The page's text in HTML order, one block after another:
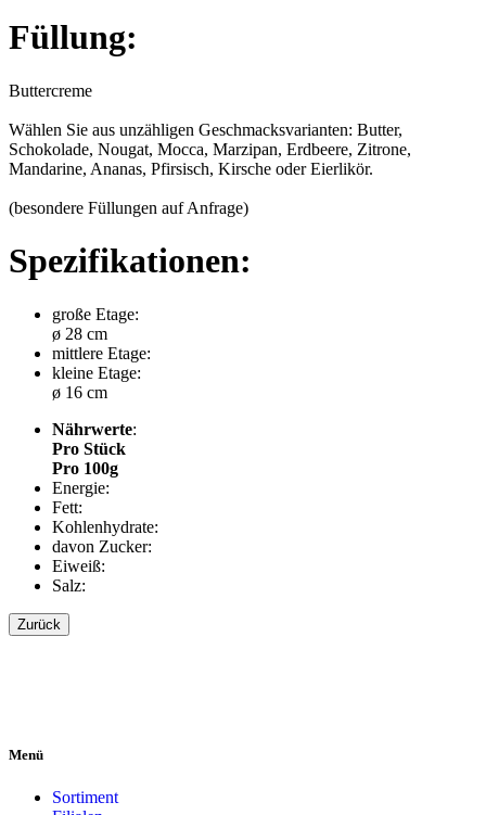
Füllung:
Buttercreme
Wählen Sie aus unzähligen Geschmacksvarianten: Butter,
Schokolade, Nougat, Mocca, Marzipan, Erdbeere, Zitrone,
Mandarine, Ananas, Pfirsisch, Kirsche oder Eierlikör.
(besondere Füllungen auf Anfrage)
Spezifikationen:
große Etage:
ø 28 cm
mittlere Etage:
kleine Etage:
ø 16 cm
Nährwerte:
Pro Stück
Pro 100g
Energie:
Fett:
Kohlenhydrate:
davon Zucker:
Eiweiß:
Salz:
Zurück
Menü
Sortiment